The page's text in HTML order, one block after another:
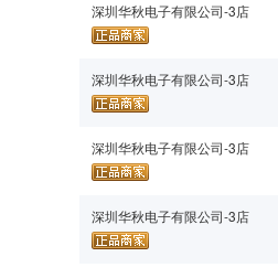
深圳华秋电子有限公司-3店
深圳华秋电子有限公司-3店
深圳华秋电子有限公司-3店
深圳华秋电子有限公司-3店